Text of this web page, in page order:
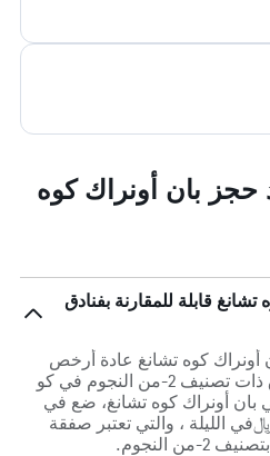
حجز بان أونراك كوه
قابلة للمقارنة بفنادق
أونراك كوه تشانغ عادة أرخص
بنسبة 41% عن المعدل لفنادق ذات تصنيف 2-من النجوم في كو
بان أونراك كوه تشانغ، ضع في
أنه عليك أن تدفع 57 ﷼في الليلة ، والتي تعتبر صفقة
النجوم.